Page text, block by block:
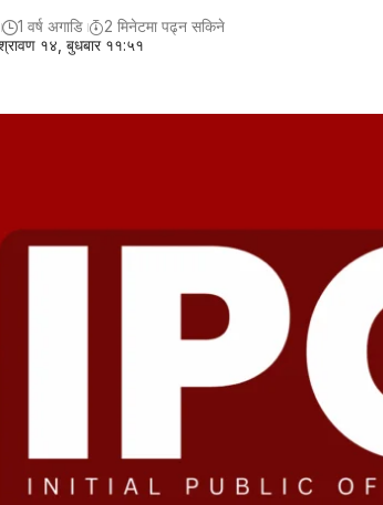
१४, बुधबार ११:५१
1 वर्ष अगाडि 2 मिनेटमा पढ्न सकिने